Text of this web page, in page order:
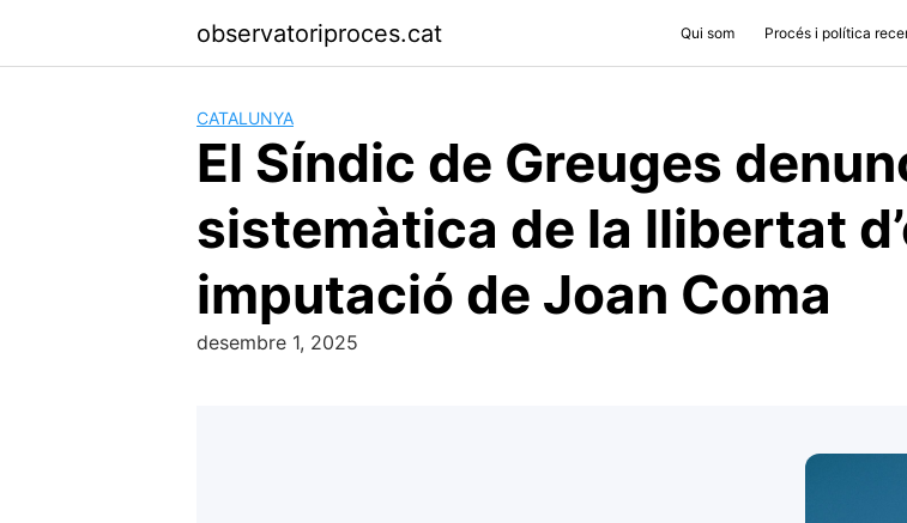
content
observatoriproces.cat Qui som Procés i política
CATALUNYA
El Síndic de Greuges
sistemàtica de la llibertat
imputació de Joan Coma
desembre 1, 2025